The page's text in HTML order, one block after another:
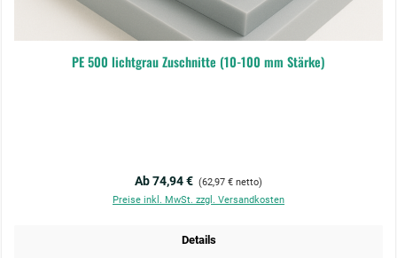
PE 500 lichtgrau Zuschnitte (10-100 mm Stärke)
Regulärer Preis:
Ab 74,94 € (62,97 € netto)
Preise inkl. MwSt. zzgl. Versandkosten
Details